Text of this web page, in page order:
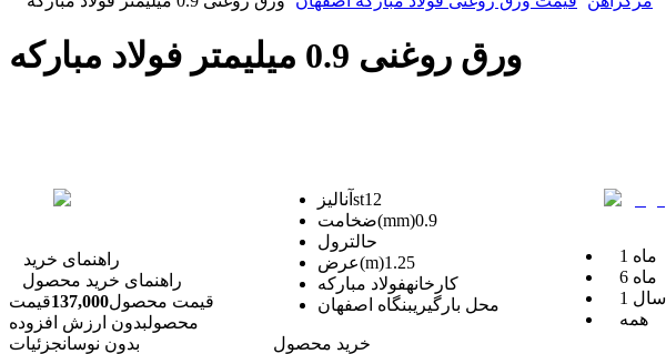
ورق روغنی 0.9 میلیمتر فولاد مبارکه
راهنمای خرید
راهنمای خرید محصول
قیمت محصول137,000قیمت
محصولبدون ارزش افزوده
بدون نوسانجزئیات
آنالیزst12
ضخامت(mm)0.9
حالترول
عرض(m)1.25
کارخانهفولاد مبارکه
محل بارگیریبنگاه اصفهان
خرید محصول
1 ماه
6 ماه
1 سال
همه